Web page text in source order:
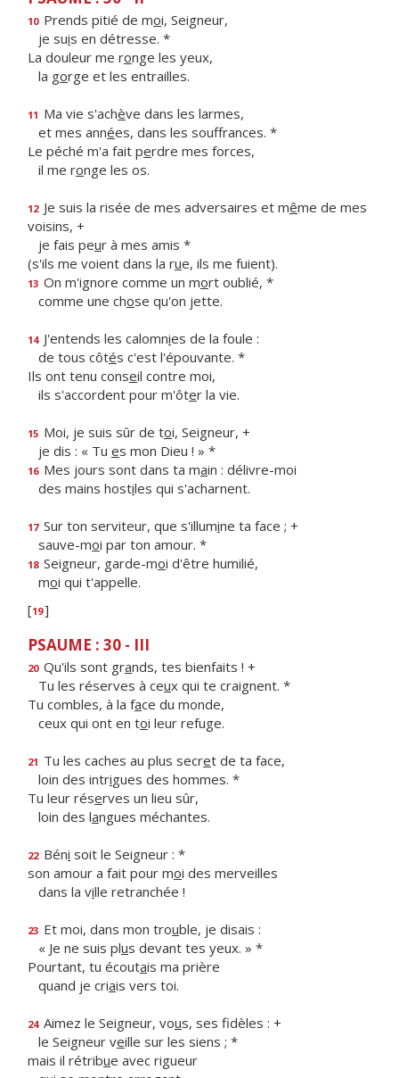
10 Prends pitié de moi, Seigneur,
je suis en détresse. *
La douleur me ronge les yeux,
la gorge et les entrailles.
11 Ma vie s'achève dans les larmes,
et mes années, dans les souffrances. *
Le péché m'a fait perdre mes forces,
il me ronge les os.
12 Je suis la risée de mes adversaires et même de mes
voisins, +
je fais peur à mes amis *
(s'ils me voient dans la rue, ils me fuient).
13 On m'ignore comme un mort oublié, *
comme une chose qu'on jette.
14 J'entends les calomnies de la foule :
de tous côtés c'est l'épouvante. *
Ils ont tenu conseil contre moi,
ils s'accordent pour m'ôter la vie.
15 Moi, je suis sûr de toi, Seigneur, +
je dis : « Tu es mon Dieu ! » *
16 Mes jours sont dans ta main : délivre-moi
des mains hostiles qui s'acharnent.
17 Sur ton serviteur, que s'illumine ta face ; +
sauve-moi par ton amour. *
18 Seigneur, garde-moi d'être humilié,
moi qui t'appelle.
[19]
PSAUME : 30 - III
20 Qu'ils sont grands, tes bienfaits ! +
Tu les réserves à ceux qui te craignent. *
Tu combles, à la face du monde,
ceux qui ont en toi leur refuge.
21 Tu les caches au plus secret de ta face,
loin des intrigues des hommes. *
Tu leur réserves un lieu sûr,
loin des langues méchantes.
22 Béni soit le Seigneur : *
son amour a fait pour moi des merveilles
dans la ville retranchée !
23 Et moi, dans mon trouble, je disais :
« Je ne suis plus devant tes yeux. » *
Pourtant, tu écoutais ma prière
quand je criais vers toi.
24 Aimez le Seigneur, vous, ses fidèles : +
le Seigneur veille sur les siens ; *
mais il rétribue avec rigueur